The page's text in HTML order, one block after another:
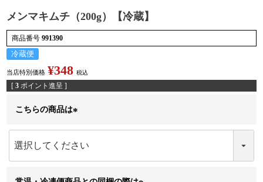
メンマキムチ（200g）【冷蔵】
商品番号 991390
冷蔵便
当店特別価格 ¥348 税込
[ 3 ポイント進呈 ]
こちらの商品は
須
)